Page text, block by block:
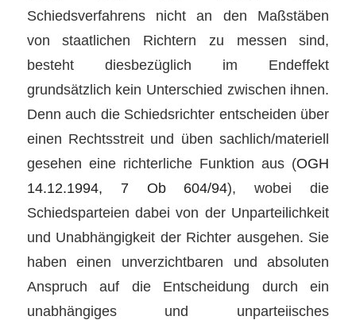
Schiedsverfahrens nicht an den Maßstäben
von staatlichen Richtern zu messen sind,
besteht diesbezüglich im Endeffekt
grundsätzlich kein Unterschied zwischen ihnen.
Denn auch die Schiedsrichter entscheiden über
einen Rechtsstreit und üben sachlich/materiell
gesehen eine richterliche Funktion aus (OGH
14.12.1994, 7 Ob 604/94), wobei die
Schiedsparteien dabei von der Unparteilichkeit
und Unabhängigkeit der Richter ausgehen. Sie
haben einen unverzichtbaren und absoluten
Anspruch auf die Entscheidung durch ein
unabhängiges und unparteiisches